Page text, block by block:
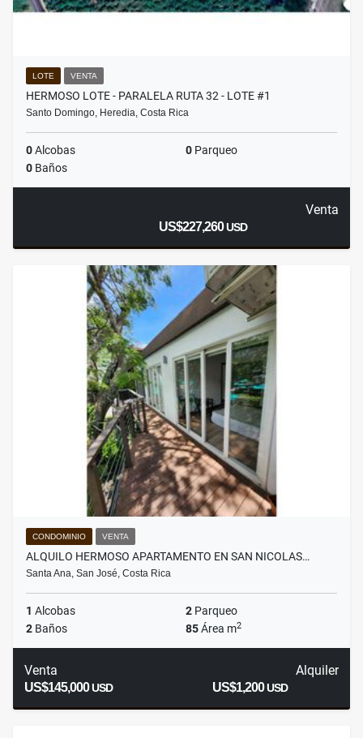
LOTE VENTA
HERMOSO LOTE - PARALELA RUTA 32 - LOTE #1
Santo Domingo, Heredia, Costa Rica
0Alcobas 0 Parqueo
0 Baños
Venta
US$227,260USD
CONDOMINIO VENTA
ALQUILO HERMOSO APARTAMENTO EN SAN NICOLAS…
Santa Ana, San José, Costa Rica
1 Alcobas 2 Parqueo
2 Baños 85Área m2
Venta
US$145,000USD
Alquiler
US$1,200USD